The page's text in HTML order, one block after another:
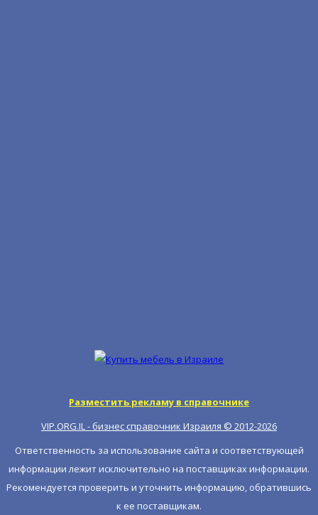
Разместить рекламу в справочнике
VIP.ORG.IL - бизнес справочник Израиля © 2012-2026
Ответственность за использование сайта и соответствующей
информации лежит исключительно на поставщиках информации.
Рекомендуется проверить и уточнить информацию, обратившись
к ее поставщикам.